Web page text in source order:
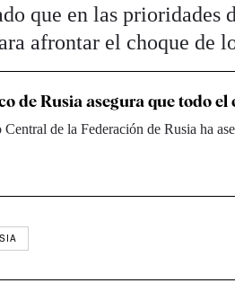
que en las prioridades
afrontar el choque de
de Rusia asegura que todo el
de la Federación de Rusia ha